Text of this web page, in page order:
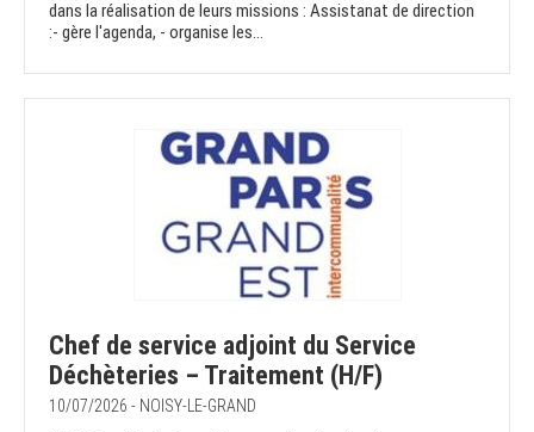
dans la réalisation de leurs missions : Assistanat de direction
:- gère l'agenda, - organise les...
Chef de service adjoint du Service
Déchèteries – Traitement (H/F)
10/07/2026 - NOISY-LE-GRAND